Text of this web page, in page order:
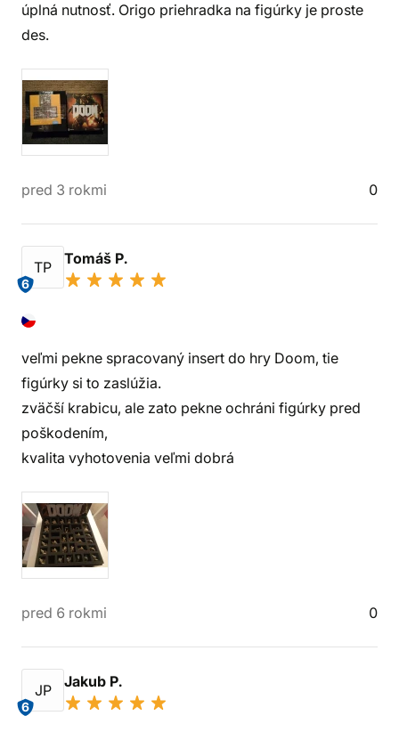
úplná nutnosť. Origo priehradka na figúrky je proste
des.
pred 3 rokmi 0
TP
6
Tomáš P.
veľmi pekne spracovaný insert do hry Doom, tie
figúrky si to zaslúžia.
zväčší krabicu, ale zato pekne ochráni figúrky pred
poškodením,
kvalita vyhotovenia veľmi dobrá
pred 6 rokmi 0
JP
6
Jakub P.